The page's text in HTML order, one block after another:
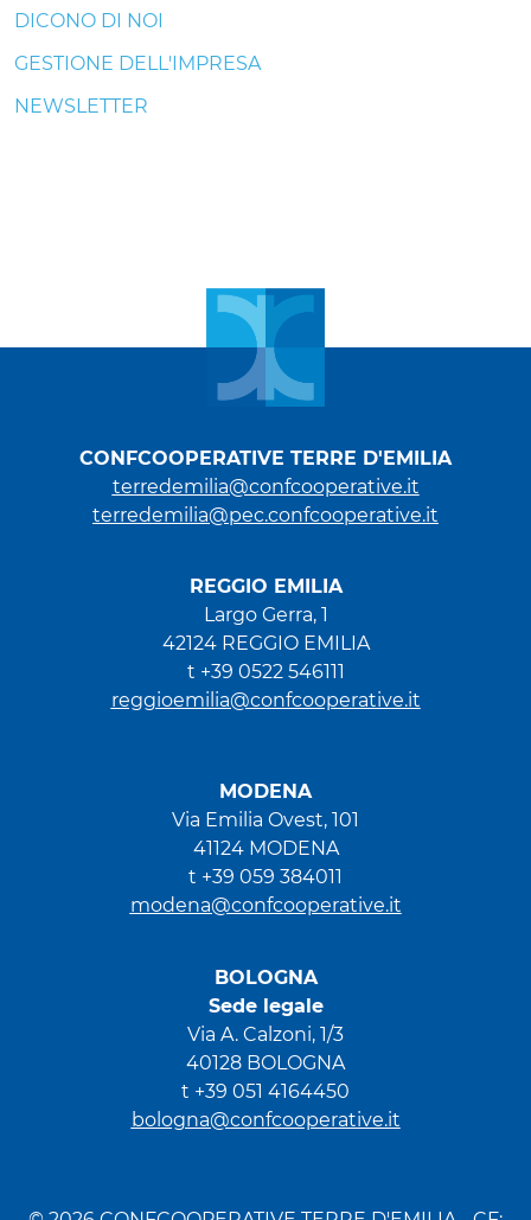
DICONO DI NOI
GESTIONE DELL'IMPRESA
NEWSLETTER
CONFCOOPERATIVE TERRE D'EMILIA
terredemilia@confcooperative.it
terredemilia@pec.confcooperative.it
REGGIO EMILIA
Largo Gerra, 1
42124 REGGIO EMILIA
t +39 0522 546111
reggioemilia@confcooperative.it
MODENA
Via Emilia Ovest, 101
41124 MODENA
t +39 059 384011
modena@confcooperative.it
BOLOGNA
Sede legale
Via A. Calzoni, 1/3
40128 BOLOGNA
t +39 051 4164450
bologna@confcooperative.it